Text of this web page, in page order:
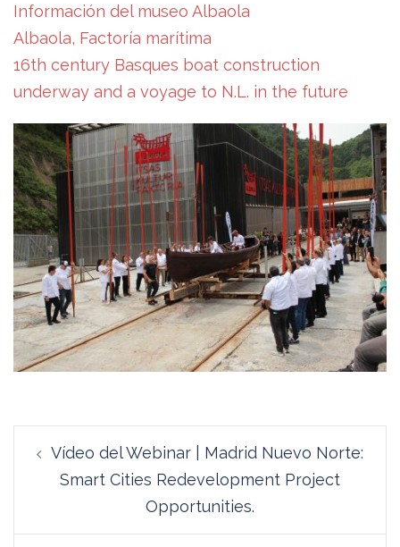
Información del museo Albaola
Albaola, Factoría marítima
16th century Basques boat construction
underway and a voyage to N.L. in the future
de
entradas
Vídeo del Webinar | Madrid Nuevo Norte:
Smart Cities Redevelopment Project
Opportunities.